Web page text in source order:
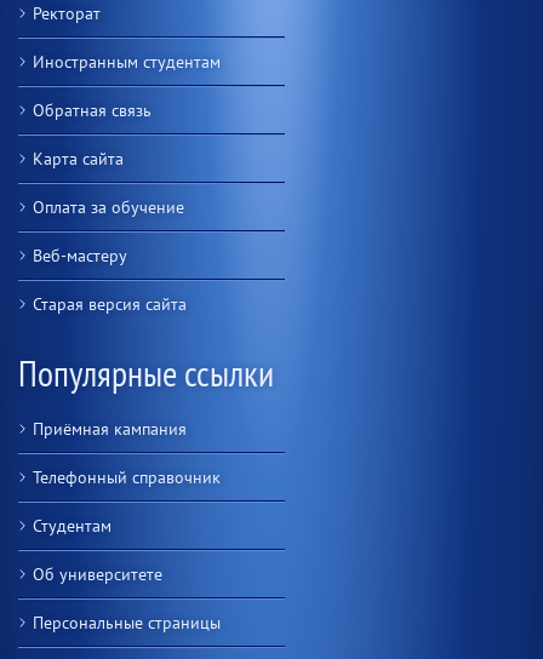
Ректорат
Иностранным студентам
Обратная связь
Карта сайта
Оплата за обучение
Веб-мастеру
Старая версия сайта
Популярные ссылки
Приёмная кампания
Телефонный справочник
Студентам
Об университете
Персональные страницы